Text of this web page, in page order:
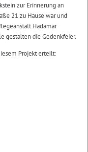
zur Erinnerung an
21 zu Hause war und
Hadamar
gestalten die Gedenkfeier.
Projekt erteilt: